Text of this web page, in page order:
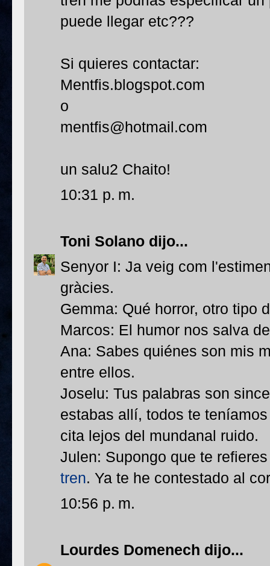
puede llegar etc???
Si quieres contactar:
Mentfis.blogspot.com
o
mentfis@hotmail.com
un salu2 Chaito!
10:31 p. m.
Toni Solano dijo...
Senyor I: Ja veig com
gràcies.
Gemma: Qué horror, otro tipo
Marcos: El humor nos salva
Ana: Sabes quiénes son mis
entre ellos.
Joselu: Tus palabras son
estabas allí, todos te
cita lejos del mundanal ruido.
Julen: Supongo que te
tren. Ya te he contestado al
10:56 p. m.
Lourdes Domenech dijo...